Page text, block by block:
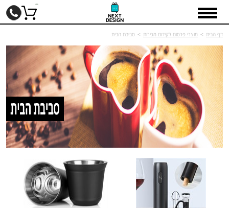
דף הבית > מוצרי פרסום לקידום מכירות > סביבת הבית